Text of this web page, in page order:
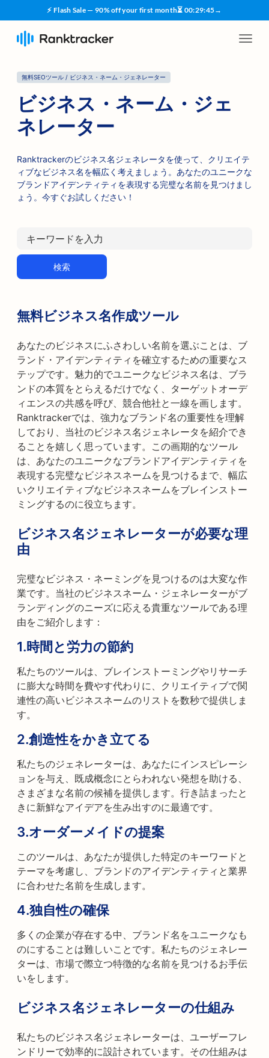
⚡ Flash Sale — 90% off your first month⏳ 00:29:45→
無料SEOツール / ビジネス・ネーム・ジェネレーター
ビジネス・ネーム・ジェ
ネレーター
Ranktrackerのビジネス名ジェネレータを使って、クリエイテ
ィブなビジネス名を幅広く考えましょう。あなたのユニークな
ブランドアイデンティティを表現する完璧な名前を見つけまし
ょう。今すぐお試しください！
検索
無料ビジネス名作成ツール
あなたのビジネスにふさわしい名前を選ぶことは、ブ
ランド・アイデンティティを確立するための重要なス
テップです。魅力的でユニークなビジネス名は、ブラ
ンドの本質をとらえるだけでなく、ターゲットオーデ
ィエンスの共感を呼び、競合他社と一線を画します。
Ranktrackerでは、強力なブランド名の重要性を理解
しており、当社のビジネス名ジェネレータを紹介でき
ることを嬉しく思っています。この画期的なツール
は、あなたのユニークなブランドアイデンティティを
表現する完璧なビジネスネームを見つけるまで、幅広
いクリエイティブなビジネスネームをブレインストー
ミングするのに役立ちます。
ビジネス名ジェネレーターが必要な理
由
完璧なビジネス・ネーミングを見つけるのは大変な作
業です。当社のビジネスネーム・ジェネレーターがブ
ランディングのニーズに応える貴重なツールである理
由をご紹介します：
1.時間と労力の節約
私たちのツールは、ブレインストーミングやリサーチ
に膨大な時間を費やす代わりに、クリエイティブで関
連性の高いビジネスネームのリストを数秒で提供しま
す。
2.創造性をかき立てる
私たちのジェネレーターは、あなたにインスピレーシ
ョンを与え、既成概念にとらわれない発想を助ける、
さまざまな名前の候補を提供します。行き詰まったと
きに新鮮なアイデアを生み出すのに最適です。
3.オーダーメイドの提案
このツールは、あなたが提供した特定のキーワードと
テーマを考慮し、ブランドのアイデンティティと業界
に合わせた名前を生成します。
4.独自性の確保
多くの企業が存在する中、ブランド名をユニークなも
のにすることは難しいことです。私たちのジェネレー
ターは、市場で際立つ特徴的な名前を見つけるお手伝
いをします。
ビジネス名ジェネレーターの仕組み
私たちのビジネス名ジェネレーターは、ユーザーフレ
ンドリーで効率的に設計されています。その仕組みは